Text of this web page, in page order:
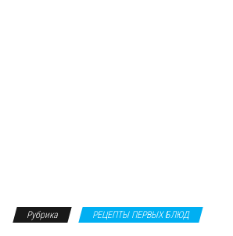
Рубрика РЕЦЕПТЫ ПЕРВЫХ БЛЮД